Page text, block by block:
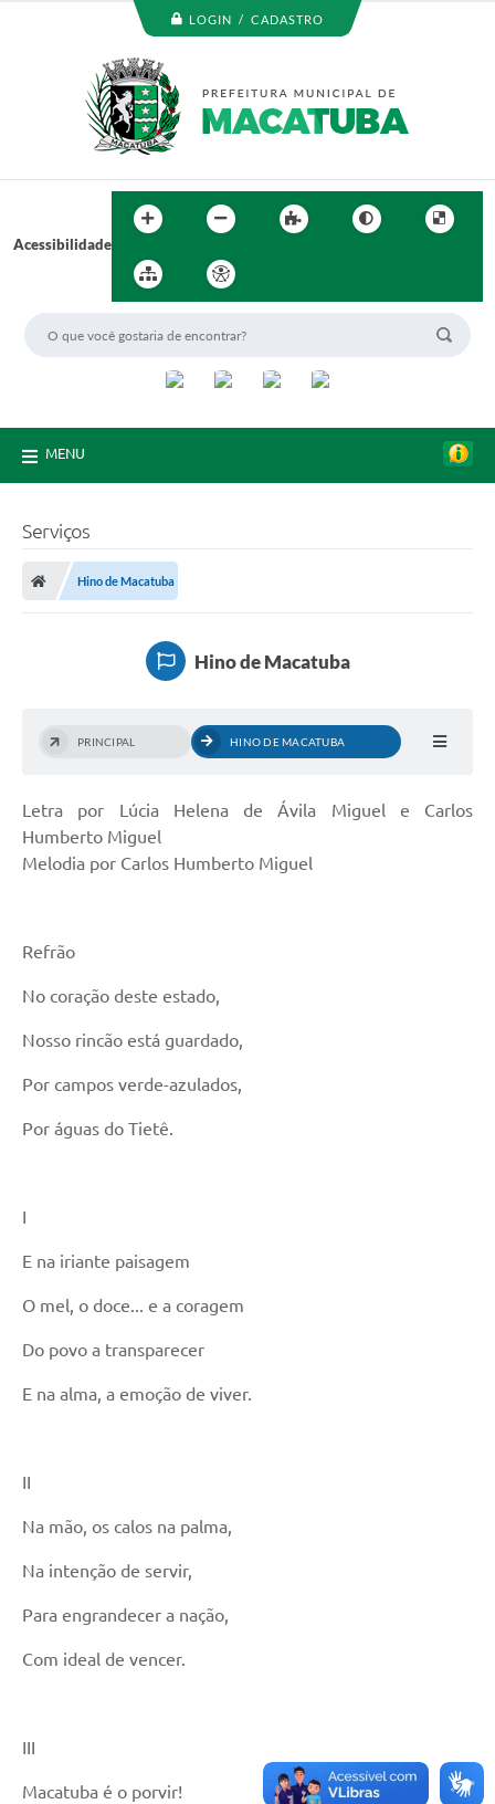
LOGIN / CADASTRO
Acessibilidade
MENU
Serviços
Hino de Macatuba
Hino de Macatuba
PRINCIPAL HINO DE MACATUBA
Letra por Lúcia Helena de Ávila Miguel e Carlos
Humberto Miguel
Melodia por Carlos Humberto Miguel
Refrão
No coração deste estado,
Nosso rincão está guardado,
Por campos verde-azulados,
Por águas do Tietê.
I
E na iriante paisagem
O mel, o doce... e a coragem
Do povo a transparecer
E na alma, a emoção de viver.
II
Na mão, os calos na palma,
Na intenção de servir,
Para engrandecer a nação,
Com ideal de vencer.
III
Macatuba é o porvir!